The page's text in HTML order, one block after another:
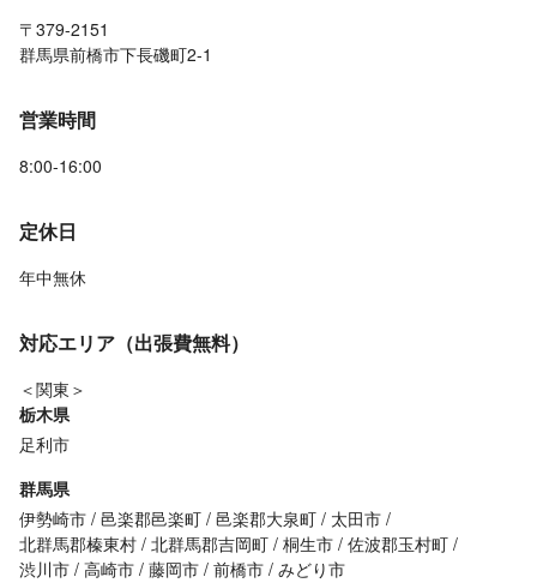
〒379-2151
群馬県前橋市下長磯町2-1
営業時間
8:00-16:00
定休日
年中無休
対応エリア（出張費無料）
＜関東＞
栃木県
足利市
群馬県
伊勢崎市 邑楽郡邑楽町 邑楽郡大泉町
太田市
北群馬郡榛東村 北群馬郡吉岡町 桐生市 佐波郡玉村町
渋川市 高崎市 藤岡市 前橋市 みどり市